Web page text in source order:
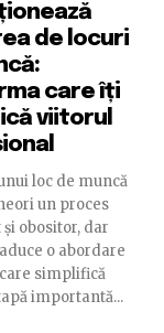
de locuri
care îți
viitorul
loc de muncă
un proces
obositor, dar
o abordare
simplifică
importantă...